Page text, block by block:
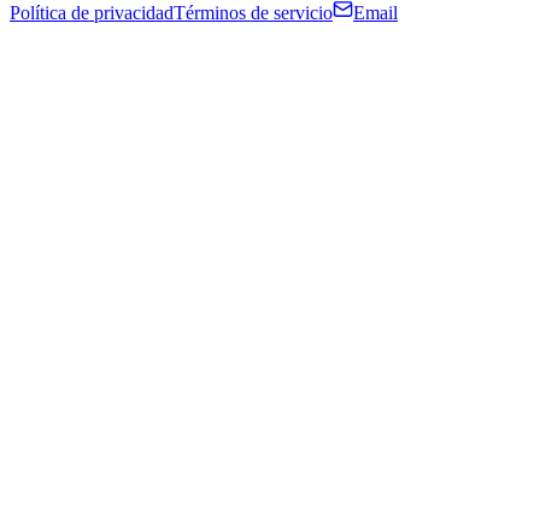
Política de privacidadTérminos de servicio Email